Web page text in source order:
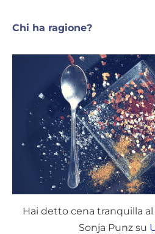
Chi ha ragione?
Hai detto cena tranquilla
Sonja Punz su